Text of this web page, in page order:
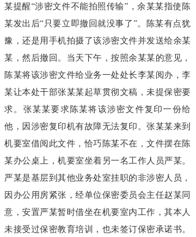
某提醒“涉密文件不能拍照传输”，余某某指使陈
某发出后“只要立即撤回就没事了”。陈某有点犹
豫，还是用手机拍摄了该涉密文件并发送给余某
某，然后撤回。当天下午，按照余某某的意见，
陈某将该涉密文件给业务一处处长李某阅办，李
某让本处干部张某某起草贯彻文稿，未提保密要
求。张某某要求陈某将该涉密文件复印一份给
他，因涉密复印机有故障无法复印。张某某来到
机要室借阅此文件，恰巧陈某不在，文件摆在陈
某办公桌上，机要室坐着另一名工作人员严某。
严某是基层到其他业务处室挂职的非涉密人员，
因办公用房紧张，经单位保密委员会主任赵某同
意，安置严某暂时借坐在机要室内工作，其本人
未接受过保密教育培训，也未签订保密承诺书。